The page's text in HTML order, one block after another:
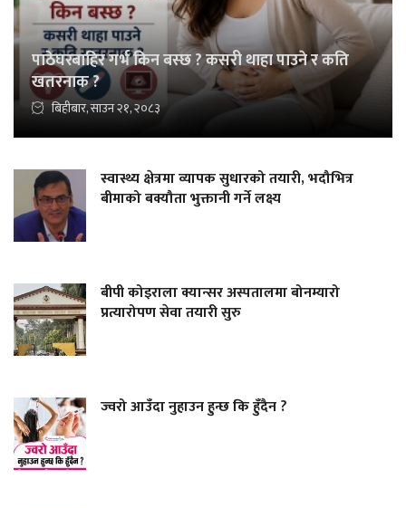
पाठेघरबाहिर गर्भ किन बस्छ ? कसरी थाहा पाउने र कति
खतरनाक ?
बिहीबार, साउन २१, २०८३
स्वास्थ्य क्षेत्रमा व्यापक सुधारको तयारी, भदौभित्र
बीमाको बक्यौता भुक्तानी गर्ने लक्ष्य
बीपी कोइराला क्यान्सर अस्पतालमा बोनम्यारो
प्रत्यारोपण सेवा तयारी सुरु
ज्वरो आउँदा नुहाउन हुन्छ कि हुँदैन ?